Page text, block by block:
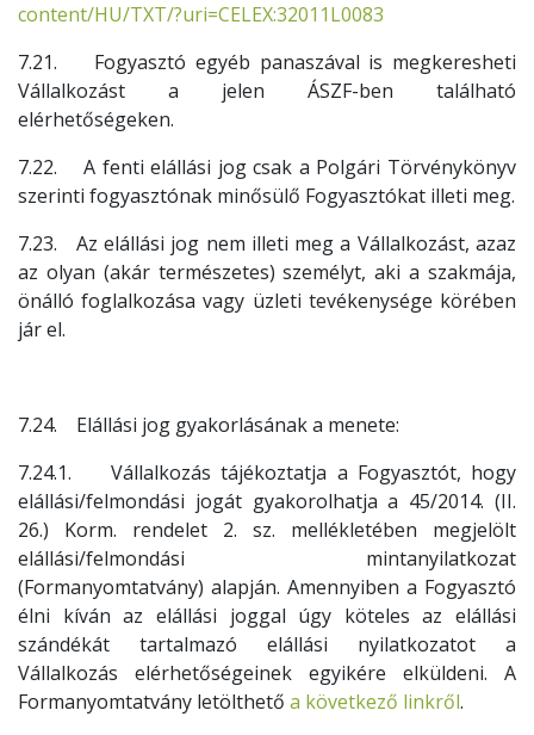
content/HU/TXT/?uri=CELEX:32011L0083
7.21. Fogyasztó egyéb panaszával is megkeresheti
Vállalkozást a jelen ÁSZF-ben található
elérhetőségeken.
7.22. A fenti elállási jog csak a Polgári Törvénykönyv
szerinti fogyasztónak minősülő Fogyasztókat illeti meg.
7.23. Az elállási jog nem illeti meg a Vállalkozást, azaz
az olyan (akár természetes) személyt, aki a szakmája,
önálló foglalkozása vagy üzleti tevékenysége körében
jár el.
7.24. Elállási jog gyakorlásának a menete:
7.24.1. Vállalkozás tájékoztatja a Fogyasztót, hogy
elállási/felmondási jogát gyakorolhatja a 45/2014. (II.
26.) Korm. rendelet 2. sz. mellékletében megjelölt
elállási/felmondási mintanyilatkozat
(Formanyomtatvány) alapján. Amennyiben a Fogyasztó
élni kíván az elállási joggal úgy köteles az elállási
szándékát tartalmazó elállási nyilatkozatot a
Vállalkozás elérhetőségeinek egyikére elküldeni. A
Formanyomtatvány letölthető a következő linkről.